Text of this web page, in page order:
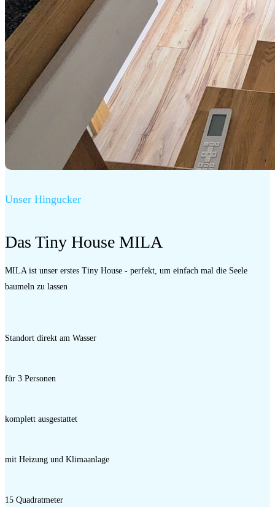
Unser Hingucker
Das Tiny House MILA
MILA ist unser erstes Tiny House - perfekt, um einfach mal die Seele
baumeln zu lassen
Standort direkt am Wasser
für 3 Personen
komplett ausgestattet
mit Heizung und Klimaanlage
15 Quadratmeter